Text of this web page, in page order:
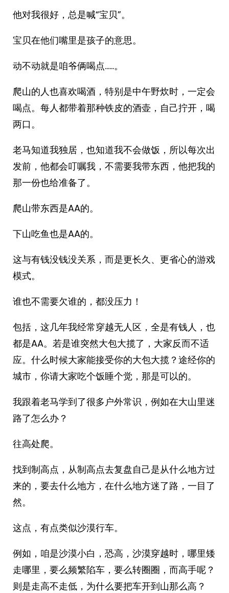
他对我很好，总是喊“宝贝”。
宝贝在他们嘴里是孩子的意思。
动不动就是咱爷俩喝点……。
爬山的人也喜欢喝酒，特别是中午野炊时，一定会
喝点。每人都带着那种铁皮的酒壶，自己拧开，喝
两口。
老马知道我独居，也知道我不会做饭，所以每次出
发前，他都会叮嘱我，不需要我带东西，他把我的
那一份也给准备了。
爬山带东西是AA的。
下山吃鱼也是AA的。
这与有钱没钱没关系，而是更长久、更省心的游戏
模式。
谁也不需要欠谁的，都没压力！
包括，这几年我经常穿越无人区，全是有钱人，也
都是AA。若是谁突然大包大揽了，大家反而不适
应。什么时候大家能接受你的大包大揽？途经你的
城市，你请大家吃个饭睡个觉，那是可以的。
我跟着老马学到了很多户外常识，例如在大山里迷
路了怎么办？
往高处爬。
找到制高点，从制高点去复盘自己是从什么地方过
来的，要去什么地方，在什么地方迷了路，一目了
然。
这点，有点类似沙漠行车。
例如，咱是沙漠小白，恐高，沙漠穿越时，哪里矮
走哪里，要么频繁陷车，要么转圈圈，而高手呢？
则是走高不走低，为什么要把车开到山那么高？